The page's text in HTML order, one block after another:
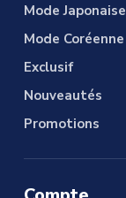
Mode Japonaise
Mode Coréenne
Exclusif
Nouveautés
Promotions